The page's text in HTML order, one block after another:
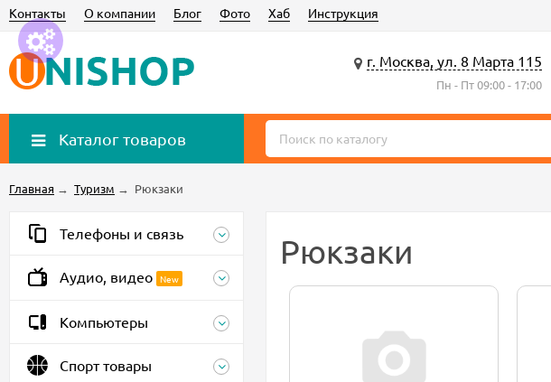
Контакты О компании Блог Фото Хаб Инструкция
г. Москва, ул. 8 Марта 115
Пн - Пт 09:00 - 17:00
Каталог товаров
Главная → Туризм → Рюкзаки
Телефоны и связь
Аудио, видео New
Компьютеры
Спорт товары
Рюкзаки